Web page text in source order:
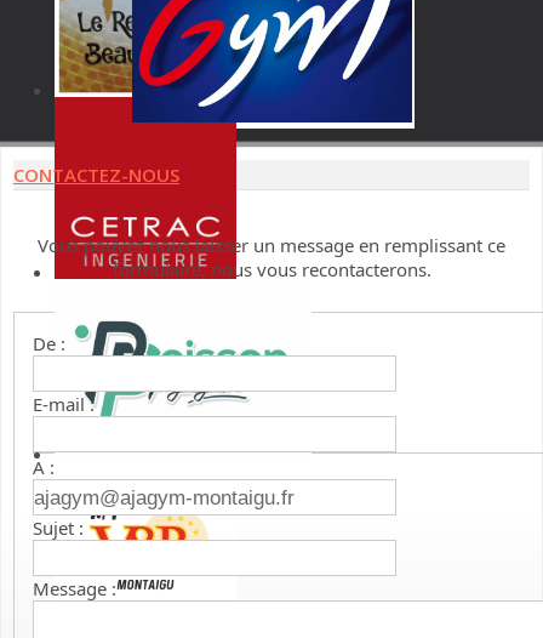
CONTACTEZ-NOUS
Vous pouvez nous laisser un message en remplissant ce
formulaire, nous vous recontacterons.
De :
E-mail :
A :
Sujet :
Message :